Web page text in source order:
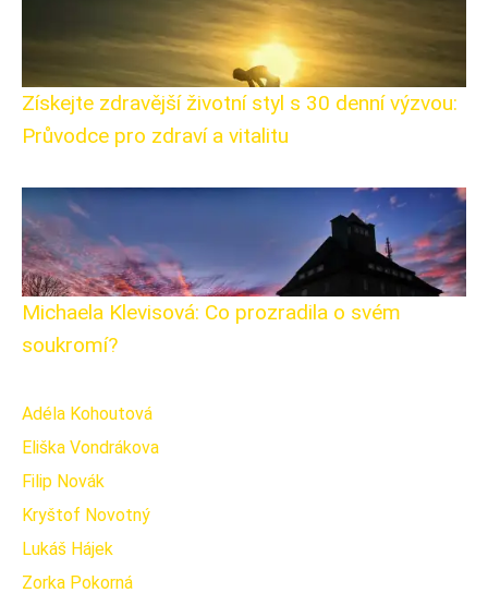
Získejte zdravější životní styl s 30 denní výzvou:
Průvodce pro zdraví a vitalitu
Michaela Klevisová: Co prozradila o svém
soukromí?
Adéla Kohoutová
Eliška Vondrákova
Filip Novák
Kryštof Novotný
Lukáš Hájek
Zorka Pokorná